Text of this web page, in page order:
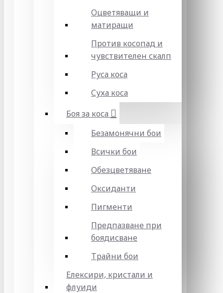
Оцветяващи и
матиращи
Против косопад и
чувствителен скалп
Руса коса
Суха коса
Боя за коса
Безамонячни бои
Всички бои
Обезцветяване
Оксиданти
Пигменти
Предпазване при
боядисване
Трайни бои
Елексири, кристали и
флуиди